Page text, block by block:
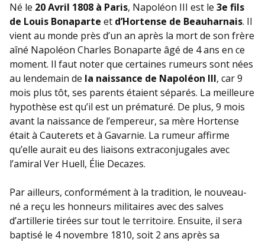
Né le 20 Avril 1808 à Paris, Napoléon III est le 3e fils
de Louis Bonaparte et d’Hortense de Beauharnais. Il
vient au monde près d’un an après la mort de son frère
aîné Napoléon Charles Bonaparte âgé de 4 ans en ce
moment. Il faut noter que certaines rumeurs sont nées
au lendemain de la naissance de Napoléon III, car 9
mois plus tôt, ses parents étaient séparés. La meilleure
hypothèse est qu’il est un prématuré. De plus, 9 mois
avant la naissance de l’empereur, sa mère Hortense
était à Cauterets et à Gavarnie. La rumeur affirme
qu’elle aurait eu des liaisons extraconjugales avec
l’amiral Ver Huell, Élie Decazes.
Par ailleurs, conformément à la tradition, le nouveau-
né a reçu les honneurs militaires avec des salves
d’artillerie tirées sur tout le territoire. Ensuite, il sera
baptisé le 4 novembre 1810, soit 2 ans après sa